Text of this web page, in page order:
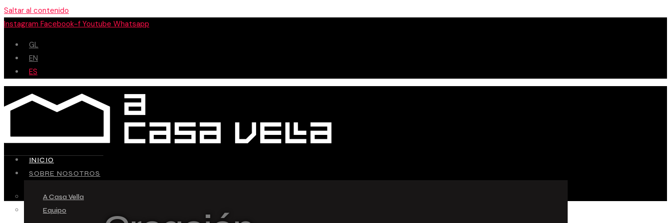
Saltar al contenido
Instagram Facebook-f Youtube Whatsapp
GL
EN
ES
INICIO
SOBRE NOSOTROS
A Casa Vella
Equipo